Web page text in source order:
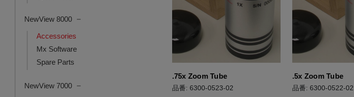
NewView 8000
Accessories
Mx Software
Spare Parts
NewView 7000
.75x Zoom Tube
品番: 6300-0523-02
.5x Zoom Tube
品番: 6300-0522-02